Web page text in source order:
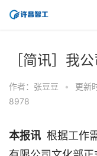
［简讯］我
作者：张豆豆 • 更新
8978
本报讯 根据工作